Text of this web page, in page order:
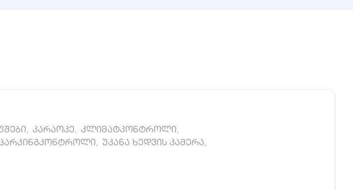
, კარაოკე, კლიმატკონტროლი,
, უკანა ხედვის კამერა,